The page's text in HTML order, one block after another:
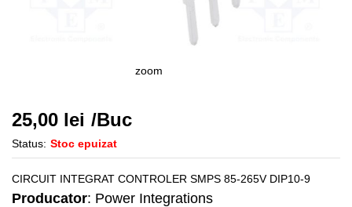
zoom
25,00 lei /Buc
Status: Stoc epuizat
CIRCUIT INTEGRAT CONTROLER SMPS 85-265V DIP10-9
Producator: Power Integrations